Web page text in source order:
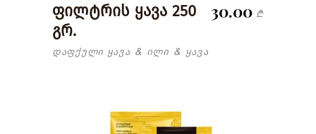
ფილტრის ყავა 250
გრ.
30.00 ₾
დაფქული ყავა & ილი & ყავა